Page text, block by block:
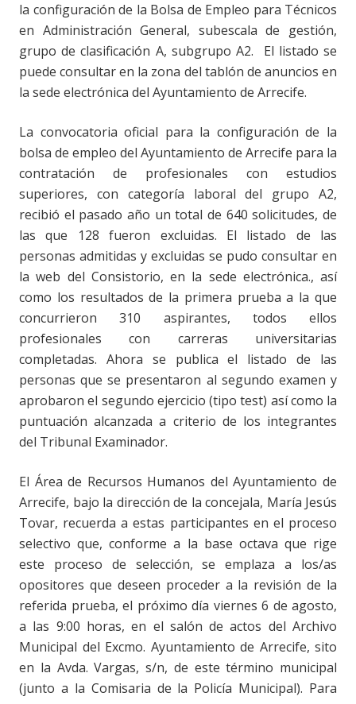
la configuración de la Bolsa de Empleo para Técnicos
en Administración General, subescala de gestión,
grupo de clasificación A, subgrupo A2. El listado se
puede consultar en la zona del tablón de anuncios en
la sede electrónica del Ayuntamiento de Arrecife.
La convocatoria oficial para la configuración de la
bolsa de empleo del Ayuntamiento de Arrecife para la
contratación de profesionales con estudios
superiores, con categoría laboral del grupo A2,
recibió el pasado año un total de 640 solicitudes, de
las que 128 fueron excluidas. El listado de las
personas admitidas y excluidas se pudo consultar en
la web del Consistorio, en la sede electrónica., así
como los resultados de la primera prueba a la que
concurrieron 310 aspirantes, todos ellos
profesionales con carreras universitarias
completadas. Ahora se publica el listado de las
personas que se presentaron al segundo examen y
aprobaron el segundo ejercicio (tipo test) así como la
puntuación alcanzada a criterio de los integrantes
del Tribunal Examinador.
El Área de Recursos Humanos del Ayuntamiento de
Arrecife, bajo la dirección de la concejala, María Jesús
Tovar, recuerda a estas participantes en el proceso
selectivo que, conforme a la base octava que rige
este proceso de selección, se emplaza a los/as
opositores que deseen proceder a la revisión de la
referida prueba, el próximo día viernes 6 de agosto,
a las 9:00 horas, en el salón de actos del Archivo
Municipal del Excmo. Ayuntamiento de Arrecife, sito
en la Avda. Vargas, s/n, de este término municipal
(junto a la Comisaria de la Policía Municipal). Para